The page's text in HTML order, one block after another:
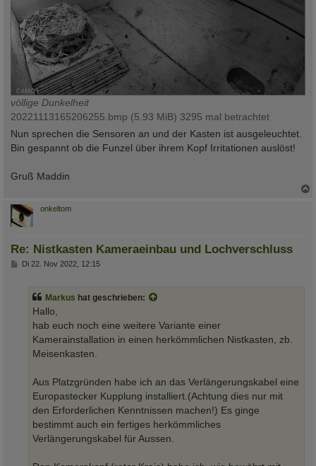
völlige Dunkelheit
20221113165206255.bmp (5.93 MiB) 3295 mal betrachtet
Nun sprechen die Sensoren an und der Kasten ist ausgeleuchtet.
Bin gespannt ob die Funzel über ihrem Kopf Irritationen auslöst!
Gruß Maddin
onkeltom
Re: Nistkasten Kameraeinbau und Lochverschluss
BDi 22. Nov 2022, 12:15
Markus hat geschrieben:
Hallo,
hab euch noch eine weitere Variante einer
Kamerainstallation in einen herkömmlichen Nistkasten, zb.
Meisenkasten.
Aus Platzgründen habe ich an das Verlängerungskabel eine
Europastecker Kupplung installiert.(Achtung dies nur mit
den Erforderlichen Kenntnissen machen!) Es ginge
bestimmt auch ein fertiges herkömmliches
Verlängerungskabel für Aussen.